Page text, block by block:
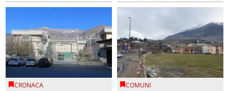
CRONACA COMUNI